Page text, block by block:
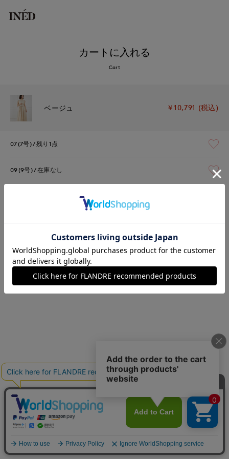
カートに入れる
Cart
ベージュ ￥10,791 (税込)
07(7号) 残り1点
09(9号) 在庫なし